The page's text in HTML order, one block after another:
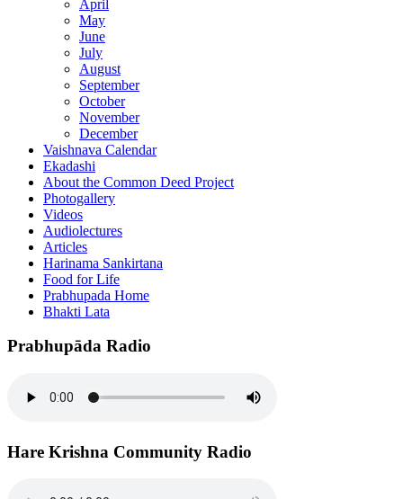
April
May
June
July
August
September
October
November
December
Vaishnava Calendar
Ekadashi
About the Common Deed Project
Photogallery
Videos
Audiolectures
Articles
Harinama Sankirtana
Food for Life
Prabhupada Home
Bhakti Lata
Prabhupāda Radio
Hare Krishna Community Radio